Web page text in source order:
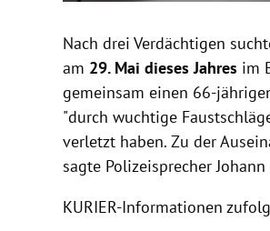
Nach drei Verdächtigen
am 29. Mai dieses Jahres im
gemeinsam einen 66-
"durch wuchtige
verletzt haben. Zu der
sagte Polizeisprecher
KURIER-Informationen